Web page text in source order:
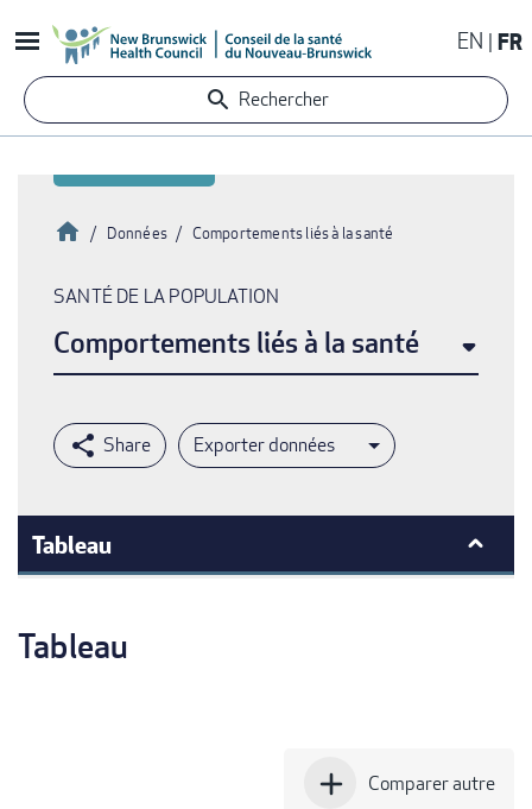
au
contenu
principal
EN FR
Rechercher
Fil
d'Ariane
Accueil
Données Comportements liés à la santé
SANTÉ DE LA POPULATION
Comportements liés à la santé
Exporter données
Tableau
Tableau
add Comparer autre